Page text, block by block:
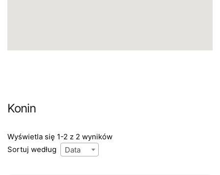
Konin
Wyświetla się 1-2 z 2 wyników
Sortuj według
Data